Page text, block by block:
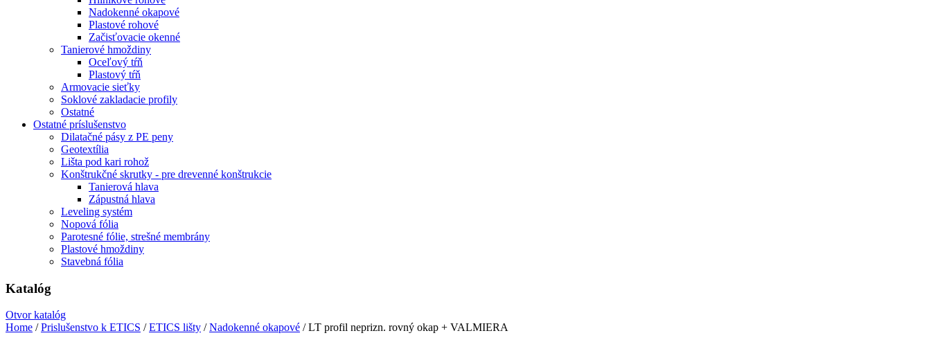
Nadokenné okapové
Plastové rohové
Začisťovacie okenné
Tanierové hmoždiny
Oceľový tŕň
Plastový tŕň
Armovacie sieťky
Soklové zakladacie profily
Ostatné
Ostatné príslušenstvo
Dilatačné pásy z PE peny
Geotextília
Lišta pod kari rohož
Konštrukčné skrutky - pre drevenné konštrukcie
Tanierová hlava
Zápustná hlava
Leveling systém
Nopová fólia
Parotesné fólie, strešné membrány
Plastové hmoždiny
Stavebná fólia
Katalóg
Otvor katalóg
Home /Prislušenstvo k ETICS /ETICS lišty /Nadokenné okapové / LT profil neprizn. rovný okap + VALMIERA